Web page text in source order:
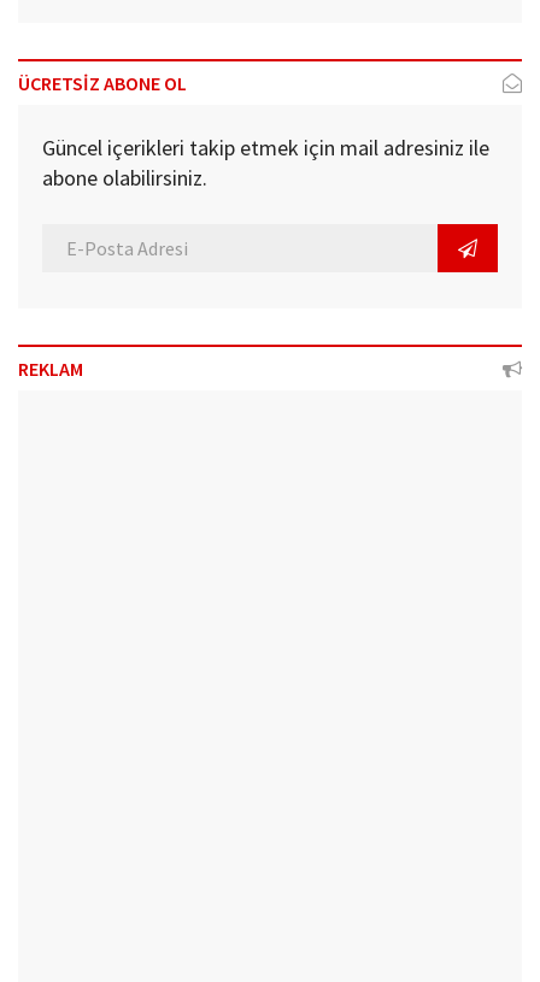
ÜCRETSİZ ABONE OL
Güncel içerikleri takip etmek için mail adresiniz ile
abone olabilirsiniz.
REKLAM